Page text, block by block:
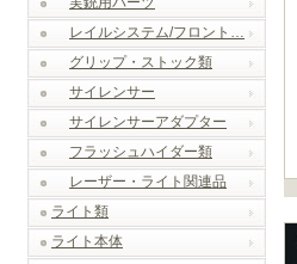
レイルシステム/フロント…
グリップ・ストック類
サイレンサー
サイレンサーアダプター
フラッシュハイダー類
レーザー・ライト関連品
ライト類
ライト本体